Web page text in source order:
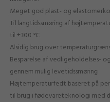
Meget god plast- og
Til langtidssmøring af
til +300 °C
Alsidig brug over
Besparelse af vedligeholdelses-
gennem mulig levetidssmøring
Højtemperaturfedt baseret på
til brug i fødevareteknologi med